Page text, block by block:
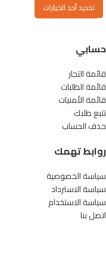
تحديد أحد الخيارات
حسابي
قائمة التجار
قائمة الطلبات
قائمة الأمنيات
تتبع طلبك
حذف الحساب
روابط تهمك
سياسة الخصوصية
سياسة الاسترداد
سياسة الاستخدام
اتصل بنا